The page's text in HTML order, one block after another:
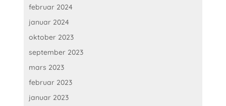
februar 2024
januar 2024
oktober 2023
september 2023
mars 2023
februar 2023
januar 2023